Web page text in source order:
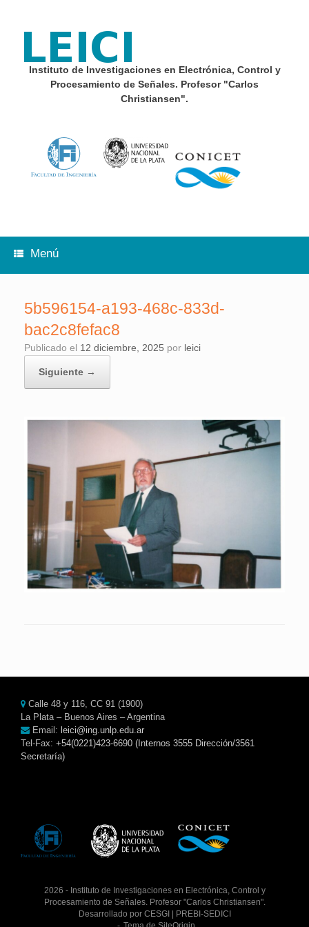
contenido
Instituto de Investigaciones en Electrónica, Control y
Procesamiento de Señales. Profesor "Carlos
Christiansen".
Menú
5b596154-a193-468c-833d-
bac2c8fefac8
Publicado el 12 diciembre, 2025 por leici
Siguiente →
Calle 48 y 116, CC 91 (1900)
La Plata – Buenos Aires – Argentina
Email: leici@ing.unlp.edu.ar
Tel-Fax: +54(0221)423-6690 (Internos 3555 Dirección/3561
Secretaría)
2026 - Instituto de Investigaciones en Electrónica, Control y
Procesamiento de Señales. Profesor "Carlos Christiansen".
Desarrollado por CESGI PREBI -SEDICI